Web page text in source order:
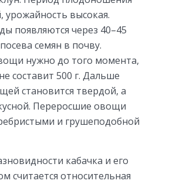
урожайность высокая.
появляются через 40–45
семян в почву.
нужно до того момента,
составит 500 г. Дальше
становится твердой, а
Переросшие овощи
и грушеподобной
кабачка и его
считается относительная